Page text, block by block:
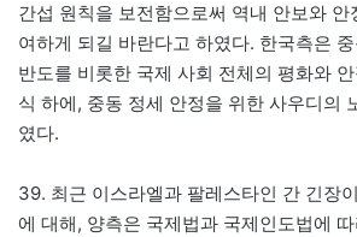
간섭 원칙을 보전함으로써 역내 안보와 안
여하게 되길 바란다고 하였다. 한국측은
반도를 비롯한 국제 사회 전체의 평화와
식 하에, 중동 정세 안정을 위한 사우디의
였다.
39. 최근 이스라엘과 팔레스타인 간 긴장
에 대해, 양측은 국제법과 국제인도법에